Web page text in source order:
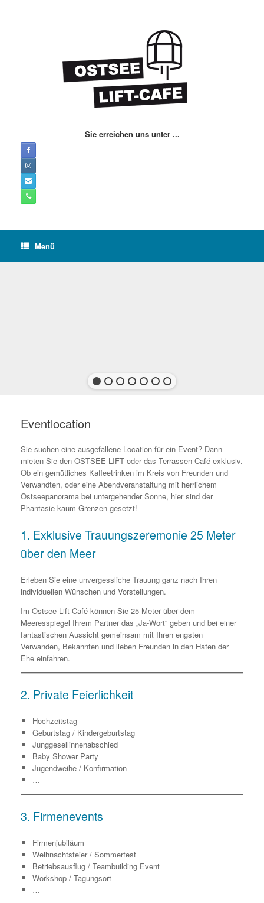
Sie erreichen uns unter ...
Menü
Eventlocation
Sie suchen eine ausgefallene Location für ein Event? Dann
mieten Sie den OSTSEE-LIFT oder das Terrassen Café exklusiv.
Ob ein gemütliches Kaffeetrinken im Kreis von Freunden und
Verwandten, oder eine Abendveranstaltung mit herrlichem
Ostseepanorama bei untergehender Sonne, hier sind der
Phantasie kaum Grenzen gesetzt!
1. Exklusive Trauungszeremonie 25 Meter
über den Meer
Erleben Sie eine unvergessliche Trauung ganz nach Ihren
individuellen Wünschen und Vorstellungen.
Im Ostsee-Lift-Café können Sie 25 Meter über dem
Meeresspiegel Ihrem Partner das „Ja-Wort“ geben und bei einer
fantastischen Aussicht gemeinsam mit Ihren engsten
Verwanden, Bekannten und lieben Freunden in den Hafen der
Ehe einfahren.
2. Private Feierlichkeit
Hochzeitstag
Geburtstag / Kindergeburtstag
Junggesellinnenabschied
Baby Shower Party
Jugendweihe / Konfirmation
…
3. Firmenevents
Firmenjubiläum
Weihnachtsfeier / Sommerfest
Betriebsausflug / Teambuilding Event
Workshop / Tagungsort
…